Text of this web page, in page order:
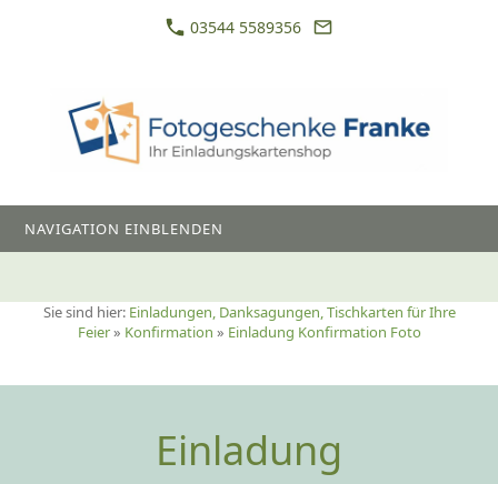
03544 5589356
NAVIGATION EINBLENDEN
Sie sind hier: Einladungen, Danksagungen, Tischkarten für Ihre
Feier» Konfirmation » Einladung Konfirmation Foto
Einladung